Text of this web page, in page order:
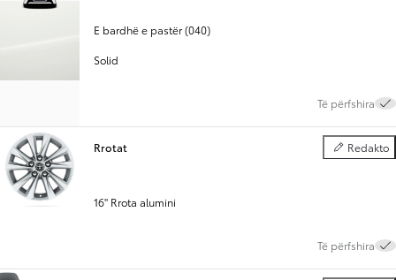
E bardhë e pastër (040)
Solid
Të përfshira
Rrotat Redakto
Rrotat
16" Rrota alumini
Të përfshira